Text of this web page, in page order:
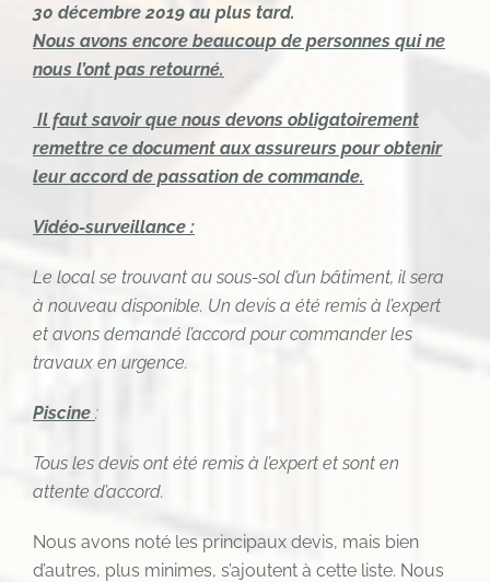
30 décembre 2019 au plus tard.
Nous avons encore beaucoup de personnes qui ne
nous l’ont pas retourné.
Il faut savoir que nous devons obligatoirement
remettre ce document aux assureurs pour obtenir
leur accord de passation de commande.
Vidéo-surveillance :
Le local se trouvant au sous-sol d’un bâtiment, il sera
à nouveau disponible. Un devis a été remis à l’expert
et avons demandé l’accord pour commander les
travaux en urgence.
Piscine :
Tous les devis ont été remis à l’expert et sont en
attente d’accord.
Nous avons noté les principaux devis, mais bien
d’autres, plus minimes, s’ajoutent à cette liste. Nous